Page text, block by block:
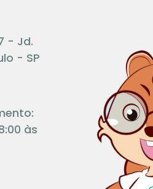
- Jd.
- SP
às